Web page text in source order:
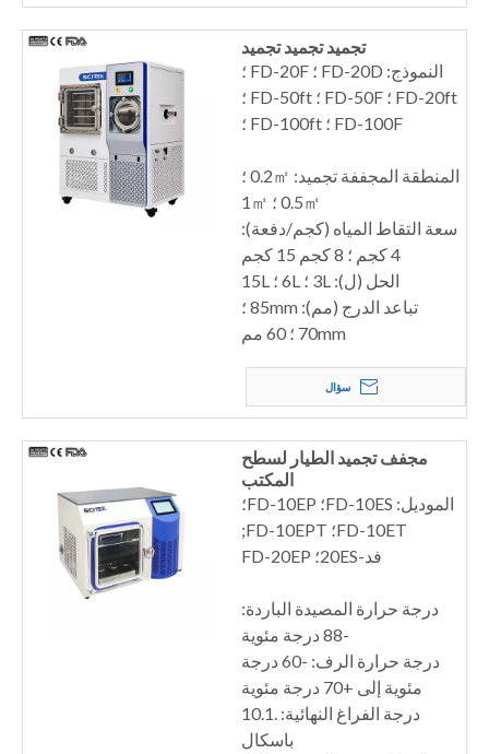
تجميد تجميد تجميد
النموذج: FD-20D ؛ FD-20F ؛
FD-20ft ؛ FD-50F ؛ FD-50ft ؛
FD-100F ؛ FD-100ft ؛
المنطقة المجففة تجميد: 0.2㎡ ؛
0.5㎡ ؛ 1㎡
سعة التقاط المياه (كجم/دفعة):
4 كجم ؛ 8 كجم 15 كجم
الحل (ل): 3L ؛ 6L ؛ 15L
تباعد الدرج (مم): 85mm ؛
70mm ؛ 60 مم
سؤال
مجفف تجميد الطيار لسطح
المكتب
الموديل: FD-10ES؛ FD-10EP؛
FD-10ET؛ FD-10EPT;
فد-20ES؛ FD-20EP
درجة حرارة المصيدة الباردة:
-88 درجة مئوية
درجة حرارة الرف: -60 درجة
مئوية إلى +70 درجة مئوية
درجة الفراغ النهائية: .10.1
باسكال